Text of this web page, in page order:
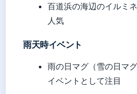
百道浜の海辺のイルミ
人気
雨天時イベント
雨の日マグ（雪の日マ
イベントとして注目